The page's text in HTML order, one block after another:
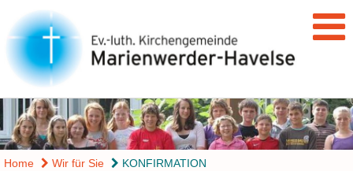
Home Wir für Sie KONFIRMATION